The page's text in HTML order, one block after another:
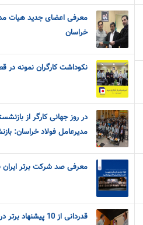
معرفی اعضای جدید هیات
خراسان
نکوداشت کارگران نمونه
در روز جهانی کارگر از
مدیرعامل فولاد خراسان:
معرفی صد شرکت برتر ایران
قدردانی از 10